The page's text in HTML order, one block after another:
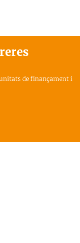
de finançament i